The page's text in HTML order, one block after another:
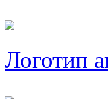
Логотип